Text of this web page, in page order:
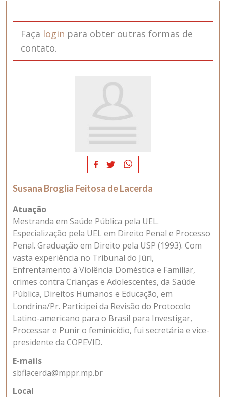
Faça login para obter outras formas de
contato.
Susana Broglia Feitosa de Lacerda
Atuação
Mestranda em Saúde Pública pela UEL.
Especialização pela UEL em Direito Penal e Processo
Penal. Graduação em Direito pela USP (1993). Com
vasta experiência no Tribunal do Júri,
Enfrentamento à Violência Doméstica e Familiar,
crimes contra Crianças e Adolescentes, da Saúde
Pública, Direitos Humanos e Educação, em
Londrina/Pr. Participei da Revisão do Protocolo
Latino-americano para o Brasil para Investigar,
Processar e Punir o feminicídio, fui secretária e vice-
presidente da COPEVID.
E-mails
sbflacerda@mppr.mp.br
Local